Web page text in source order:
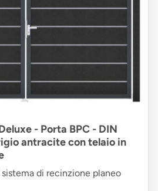
- Porta BPC - DIN
antracite con telaio in
di recinzione planeo